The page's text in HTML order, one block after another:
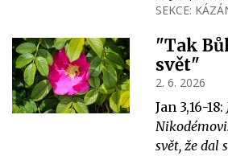
SEKCE:
"Tak
svět"
2. 6. 2026
Jan 3,16-18:
svět, že dal